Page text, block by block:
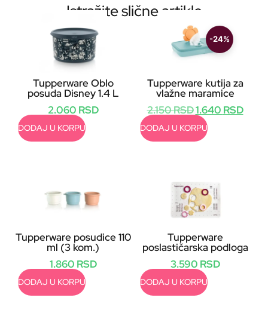
Istražite slične artikle
Tupperware Oblo
posuda Disney 1.4 L
2.060 RSD
DODAJ U KORPU
-24%
Tupperware kutija za
vlažne maramice
2.150RSD1.640 RSD
DODAJ U KORPU
Tupperware posudice 110
ml (3 kom.)
1.860 RSD
DODAJ U KORPU
Tupperware
poslastičarska podloga
3.590 RSD
DODAJ U KORPU